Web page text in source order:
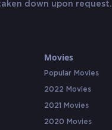
down upon request.
Movies
Popular Movies
2022 Movies
2021 Movies
2020 Movies